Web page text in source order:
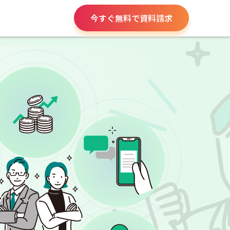
今すぐ無料で資料請求
役所手続き